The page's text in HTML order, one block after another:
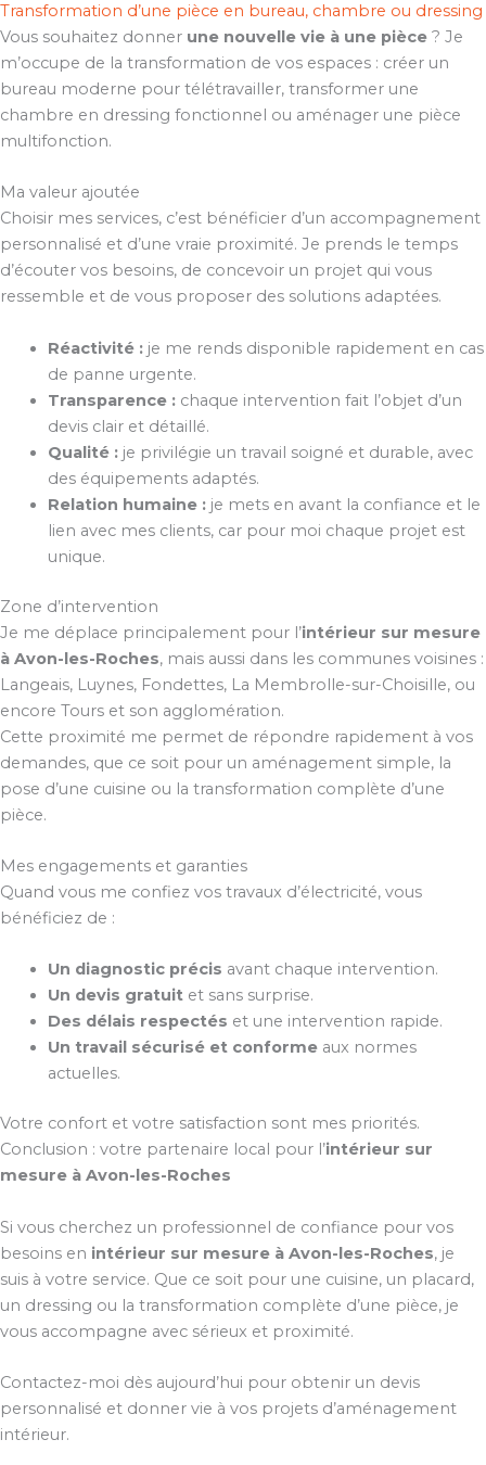
Transformation d’une pièce en bureau, chambre ou dressing
Vous souhaitez donner une nouvelle vie à une pièce ? Je
m’occupe de la transformation de vos espaces : créer un
bureau moderne pour télétravailler, transformer une
chambre en dressing fonctionnel ou aménager une pièce
multifonction.
Ma valeur ajoutée
Choisir mes services, c’est bénéficier d’un accompagnement
personnalisé et d’une vraie proximité. Je prends le temps
d’écouter vos besoins, de concevoir un projet qui vous
ressemble et de vous proposer des solutions adaptées.
Réactivité :je me rends disponible rapidement en cas
de panne urgente.
Transparence :chaque intervention fait l’objet d’un
devis clair et détaillé.
Qualité :je privilégie un travail soigné et durable, avec
des équipements adaptés.
Relation humaine :je mets en avant la confiance et le
lien avec mes clients, car pour moi chaque projet est
unique.
Zone d’intervention
Je me déplace principalement pour l’intérieur sur mesure
à Avon-les-Roches, mais aussi dans les communes voisines :
Langeais, Luynes, Fondettes, La Membrolle-sur-Choisille, ou
encore Tours et son agglomération.
Cette proximité me permet de répondre rapidement à vos
demandes, que ce soit pour un aménagement simple, la
pose d’une cuisine ou la transformation complète d’une
pièce.
Mes engagements et garanties
Quand vous me confiez vos travaux d’électricité, vous
bénéficiez de :
Un diagnostic précis avant chaque intervention.
Un devis gratuitet sans surprise.
Des délais respectés et une intervention rapide.
Un travail sécurisé et conformeaux normes
actuelles.
Votre confort et votre satisfaction sont mes priorités.
Conclusion : votre partenaire local pour l’intérieur sur
mesure à Avon-les-Roches
Si vous cherchez un professionnel de confiance pour vos
besoins en intérieur sur mesure à Avon-les-Roches, je
suis à votre service. Que ce soit pour une cuisine, un placard,
un dressing ou la transformation complète d’une pièce, je
vous accompagne avec sérieux et proximité.
Contactez-moi dès aujourd’hui pour obtenir un devis
personnalisé et donner vie à vos projets d’aménagement
intérieur.